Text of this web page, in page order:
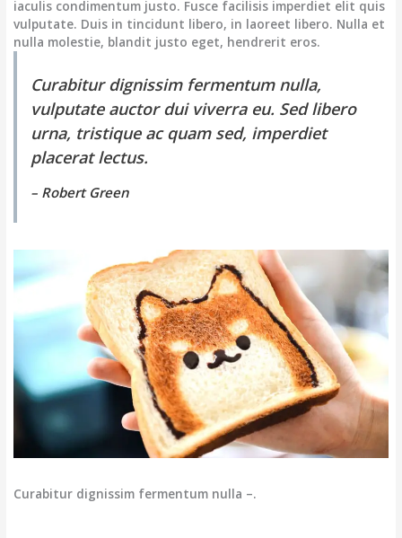
iaculis condimentum justo. Fusce facilisis imperdiet elit quis
vulputate. Duis in tincidunt libero, in laoreet libero. Nulla et
nulla molestie, blandit justo eget, hendrerit eros.
Curabitur dignissim fermentum nulla,
vulputate auctor dui viverra eu. Sed libero
urna, tristique ac quam sed, imperdiet
placerat lectus.
– Robert Green
Curabitur dignissim fermentum nulla –.